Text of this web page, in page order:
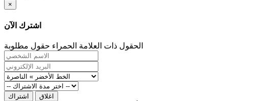
×
اشترك الآن
الحقول ذات العلامة الحمراء حقول مطلوبة
اشتراك اغلاق